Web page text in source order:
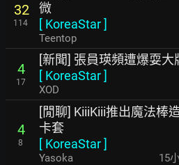
32
114
微
[ KoreaStar]
Teentop
4
17
[新聞] 張員瑛頻遭爆耍
[ KoreaStar]
XOD
4
8
[閒聊] KiiiKiii推出魔法棒
卡套
[ KoreaStar]
Yasoka 15